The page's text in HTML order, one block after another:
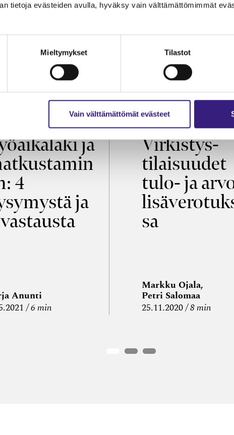
tietoja evästeiden avulla, hyväksy vain välttämättömimmät
Mieltymykset Tilastot
Vain välttämättömät evästeet
ja
4
ja
Anunti
6 min
VEROTUS
Virkistys­
tilaisuudet
tulo- ja
sa
Markku Ojala,
Petri Salomaa
25.11.2020 8 min